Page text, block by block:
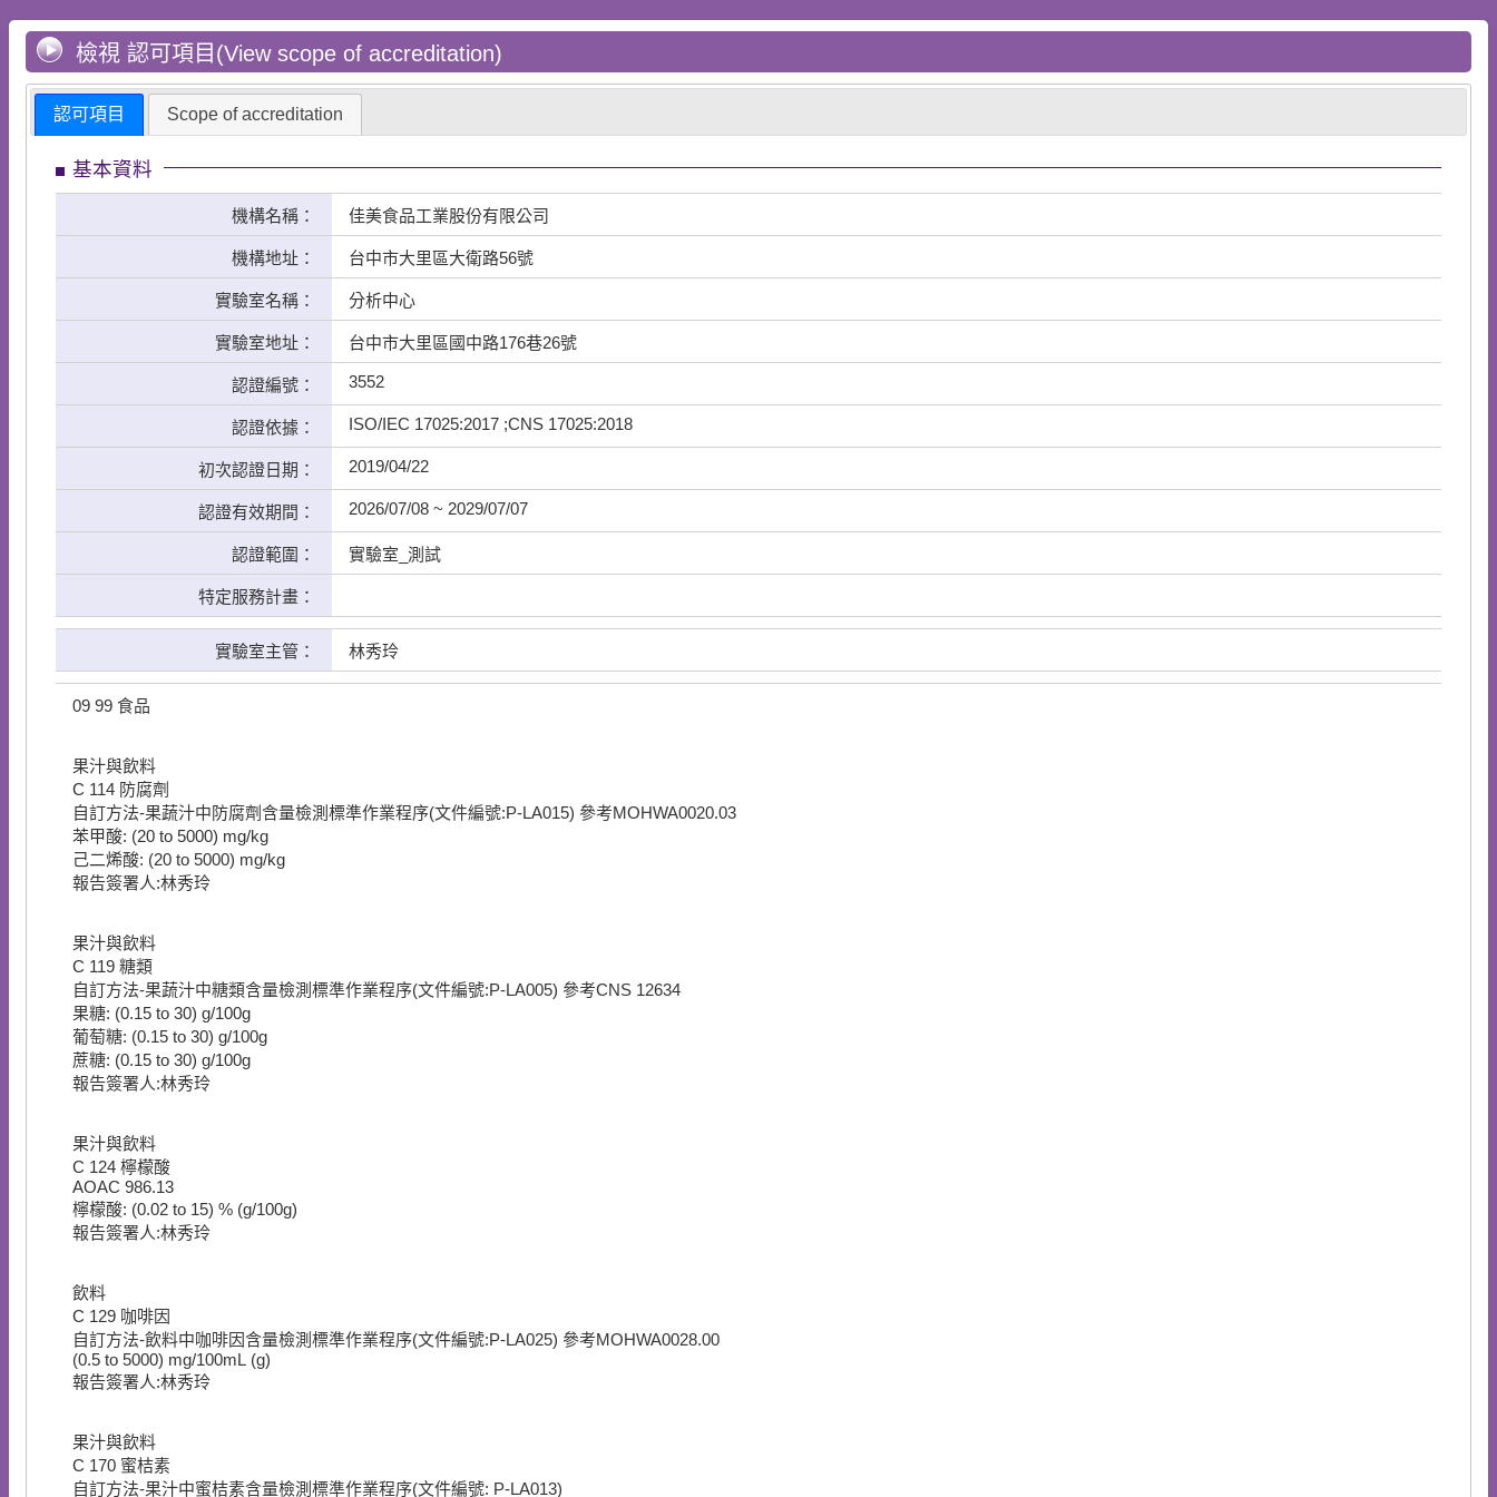
檢視 認可項目(View scope of accreditation)
認可項目 Scope of accreditation
基本資料
機構名稱： 佳美食品工業股份有限公司
機構地址： 台中市大里區大衛路56號
實驗室名稱： 分析中心
實驗室地址： 台中市大里區國中路176巷26號
認證編號： 3552
認證依據： ISO/IEC 17025:2017 ;CNS 17025:2018
初次認證日期： 2019/04/22
認證有效期間： 2026/07/08 ~ 2029/07/07
認證範圍： 實驗室_測試
特定服務計畫：
實驗室主管： 林秀玲
09 99 食品
果汁與飲料
C 114 防腐劑
自訂方法-果蔬汁中防腐劑含量檢測標準作業程序(文件編號:P-LA015) 參考MOHWA0020.03
苯甲酸: (20 to 5000) mg/kg
己二烯酸: (20 to 5000) mg/kg
報告簽署人:林秀玲
果汁與飲料
C 119 糖類
自訂方法-果蔬汁中糖類含量檢測標準作業程序(文件編號:P-LA005) 參考CNS 12634
果糖: (0.15 to 30) g/100g
葡萄糖: (0.15 to 30) g/100g
蔗糖: (0.15 to 30) g/100g
報告簽署人:林秀玲
果汁與飲料
C 124 檸檬酸
AOAC 986.13
檸檬酸: (0.02 to 15) % (g/100g)
報告簽署人:林秀玲
飲料
C 129 咖啡因
自訂方法-飲料中咖啡因含量檢測標準作業程序(文件編號:P-LA025) 參考MOHWA0028.00
(0.5 to 5000) mg/100mL (g)
報告簽署人:林秀玲
果汁與飲料
C 170 蜜桔素
自訂方法-果汁中蜜桔素含量檢測標準作業程序(文件編號: P-LA013)